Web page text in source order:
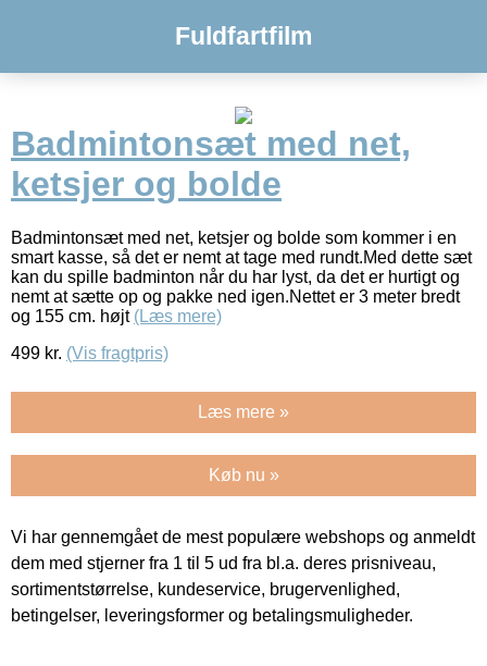
Fuldfartfilm
Badmintonsæt med net,
ketsjer og bolde
Badmintonsæt med net, ketsjer og bolde som kommer i en
smart kasse, så det er nemt at tage med rundt.Med dette sæt
kan du spille badminton når du har lyst, da det er hurtigt og
nemt at sætte op og pakke ned igen.Nettet er 3 meter bredt
og 155 cm. højt (Læs mere)
499 kr. (Vis fragtpris)
Læs mere »
Køb nu »
Vi har gennemgået de mest populære webshops og anmeldt
dem med stjerner fra 1 til 5 ud fra bl.a. deres prisniveau,
sortimentstørrelse, kundeservice, brugervenlighed,
betingelser, leveringsformer og betalingsmuligheder.